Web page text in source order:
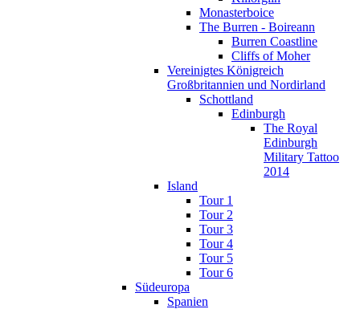
Monasterboice
The Burren - Boireann
Burren Coastline
Cliffs of Moher
Vereinigtes Königreich
Großbritannien und Nordirland
Schottland
Edinburgh
The Royal
Edinburgh
Military Tattoo
2014
Island
Tour 1
Tour 2
Tour 3
Tour 4
Tour 5
Tour 6
Südeuropa
Spanien